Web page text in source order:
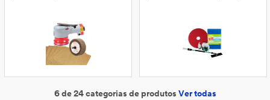
6 de 24 categorias de produtos Ver todas